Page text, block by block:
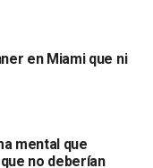
en Miami que ni
mental que
no deberían